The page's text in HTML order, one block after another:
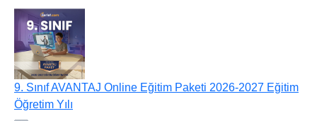
9. Sınıf PREMIUM Online Eğitim Paketi 2026-2027 Eğitim
Öğretim Yılı